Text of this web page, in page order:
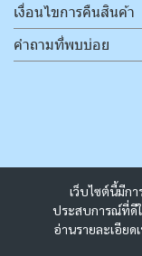
เว็บไซต์นี้มีก
ประสบการณ์ที่ดีใ
อ่านรายละเอียด
เงื่อนไขการคืนสินค้า
คำถามที่พบบ่อย